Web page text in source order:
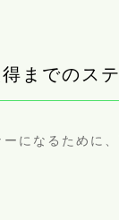
までのス
になるために、